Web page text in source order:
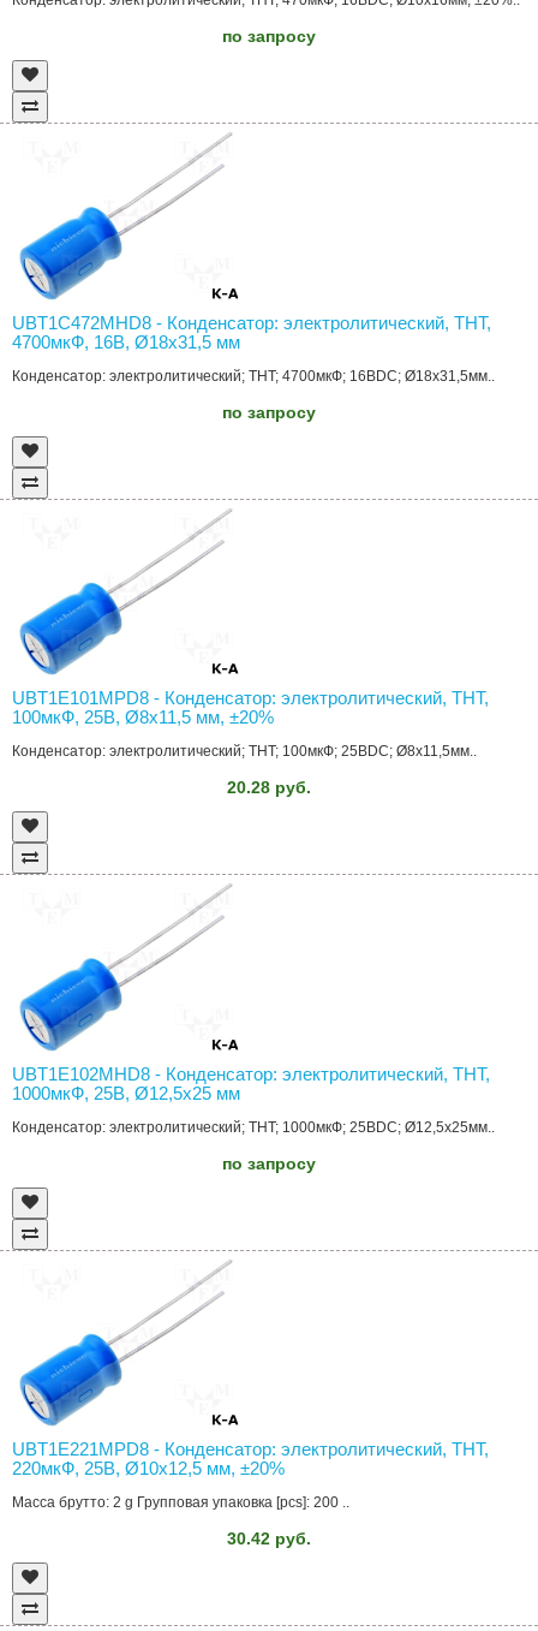
по запросу
UBT1C472MHD8 - Конденсатор: электролитический, THT,
4700мкФ, 16В, Ø18x31,5 мм
Конденсатор: электролитический; THT; 4700мкФ; 16ВDC; Ø18x31,5мм..
по запросу
UBT1E101MPD8 - Конденсатор: электролитический, THT,
100мкФ, 25В, Ø8x11,5 мм, ±20%
Конденсатор: электролитический; THT; 100мкФ; 25ВDC; Ø8x11,5мм..
20.28 руб.
UBT1E102MHD8 - Конденсатор: электролитический, THT,
1000мкФ, 25В, Ø12,5x25 мм
Конденсатор: электролитический; THT; 1000мкФ; 25ВDC; Ø12,5x25мм..
по запросу
UBT1E221MPD8 - Конденсатор: электролитический, THT,
220мкФ, 25В, Ø10x12,5 мм, ±20%
Масса брутто: 2 g Групповая упаковка [pcs]: 200 ..
30.42 руб.